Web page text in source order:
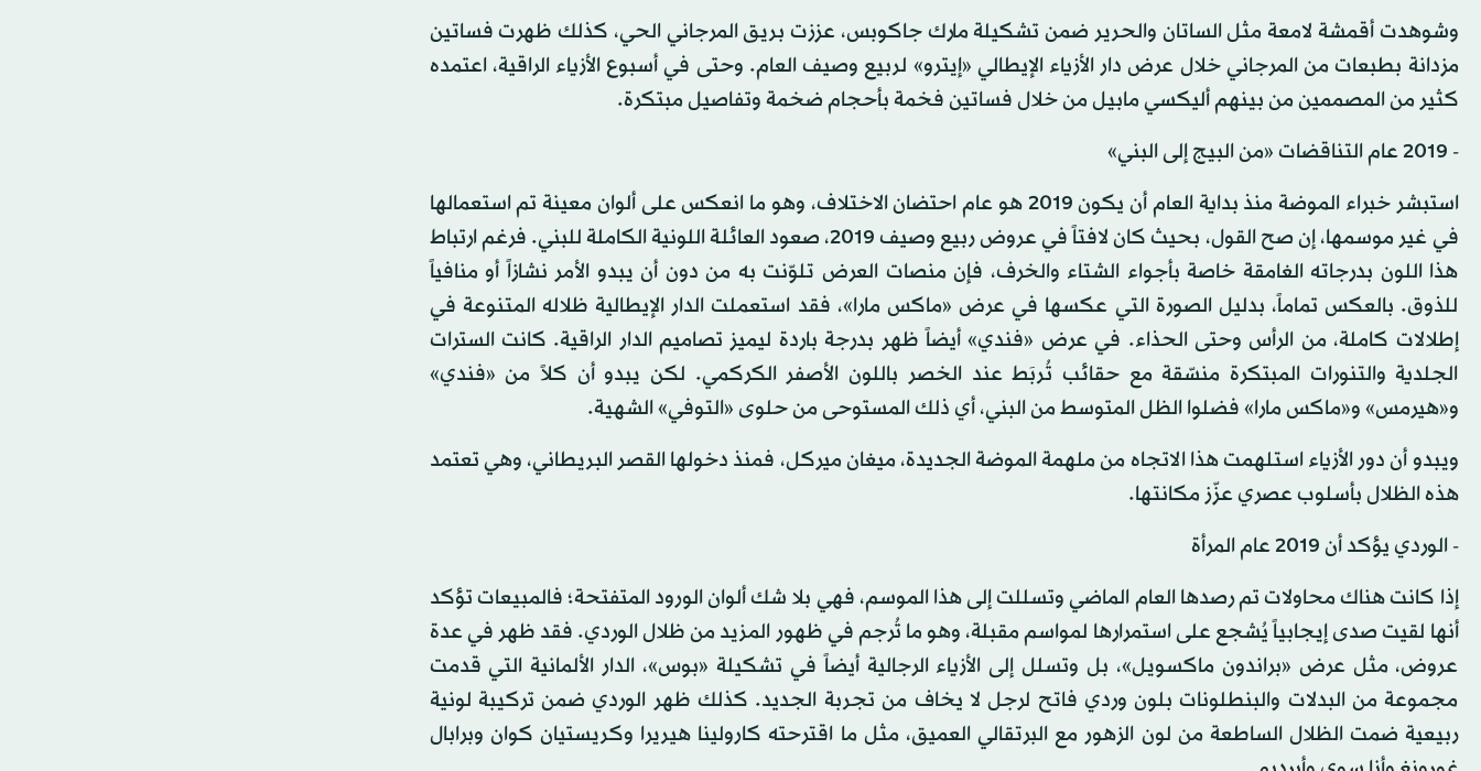
وشوهدت أقمشة لامعة مثل الساتان والحرير ضمن تشكيلة مارك جاكوبس، عززت بريق المرجاني الحي، كذلك ظهرت فساتين
مزدانة بطبعات من المرجاني خلال عرض دار الأزياء الإيطالي «إيترو» لربيع وصيف العام. وحتى في أسبوع الأزياء الراقية، اعتمده
كثير من المصممين من بينهم أليكسي مابيل من خلال فساتين فخمة بأحجام ضخمة وتفاصيل مبتكرة.
- 2019 عام التناقضات «من البيج إلى البني»
استبشر خبراء الموضة منذ بداية العام أن يكون 2019 هو عام احتضان الاختلاف، وهو ما انعكس على ألوان معينة تم استعمالها
في غير موسمها، إن صح القول، بحيث كان لافتاً في عروض ربيع وصيف 2019، صعود العائلة اللونية الكاملة للبني. فرغم ارتباط
هذا اللون بدرجاته الغامقة خاصة بأجواء الشتاء والخرف، فإن منصات العرض تلوّنت به من دون أن يبدو الأمر نشازاً أو منافياً
للذوق. بالعكس تماماً، بدليل الصورة التي عكسها في عرض «ماكس مارا»، فقد استعملت الدار الإيطالية ظلاله المتنوعة في
إطلالات كاملة، من الرأس وحتى الحذاء. في عرض «فندي» أيضاً ظهر بدرجة باردة ليميز تصاميم الدار الراقية. كانت السترات
الجلدية والتنورات المبتكرة منسّقة مع حقائب تُربَط عند الخصر باللون الأصفر الكركمي. لكن يبدو أن كلاً من «فندي»
و«هيرمس» و«ماكس مارا» فضلوا الظل المتوسط من البني، أي ذلك المستوحى من حلوى «التوفي» الشهية.
ويبدو أن دور الأزياء استلهمت هذا الاتجاه من ملهمة الموضة الجديدة، ميغان ميركل، فمنذ دخولها القصر البريطاني، وهي تعتمد
هذه الظلال بأسلوب عصري عزّز مكانتها.
- الوردي يؤكد أن 2019 عام المرأة
إذا كانت هناك محاولات تم رصدها العام الماضي وتسللت إلى هذا الموسم، فهي بلا شك ألوان الورود المتفتحة؛ فالمبيعات تؤكد
أنها لقيت صدى إيجابياً يُشجع على استمرارها لمواسم مقبلة، وهو ما تُرجم في ظهور المزيد من ظلال الوردي. فقد ظهر في عدة
عروض، مثل عرض «براندون ماكسويل»، بل وتسلل إلى الأزياء الرجالية أيضاً في تشكيلة «بوس»، الدار الألمانية التي قدمت
مجموعة من البدلات والبنطلونات بلون وردي فاتح لرجل لا يخاف من تجربة الجديد. كذلك ظهر الوردي ضمن تركيبة لونية
ربيعية ضمت الظلال الساطعة من لون الزهور مع البرتقالي العميق، مثل ما اقترحته كارولينا هيريرا وكريستيان كوان وبرابال